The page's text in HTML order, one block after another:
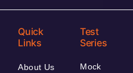
Quick
Links
About Us
Test
Series
Mock